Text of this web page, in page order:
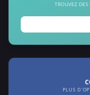
TROUVEZ DES
PLUS